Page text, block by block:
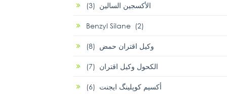
الأكسجين السالين (3)
Benzyl Silane (2)
وكيل اقتران حمض (8)
الكحول وكيل اقتران (7)
أكسيم كوپلينگ ايجنت (6)